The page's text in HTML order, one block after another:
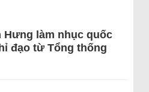
làm nhục quốc
đạo từ Tổng thống